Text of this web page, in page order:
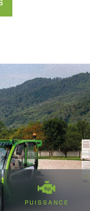
PUISSANCE